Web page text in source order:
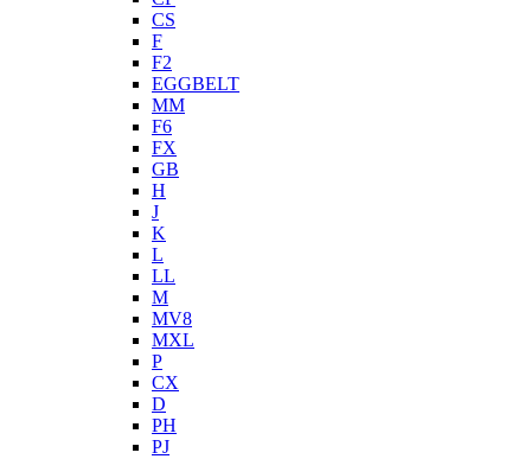
CS
F
F2
EGGBELT
MM
F6
FX
GB
H
J
K
L
LL
M
MV8
MXL
P
CX
D
PH
PJ